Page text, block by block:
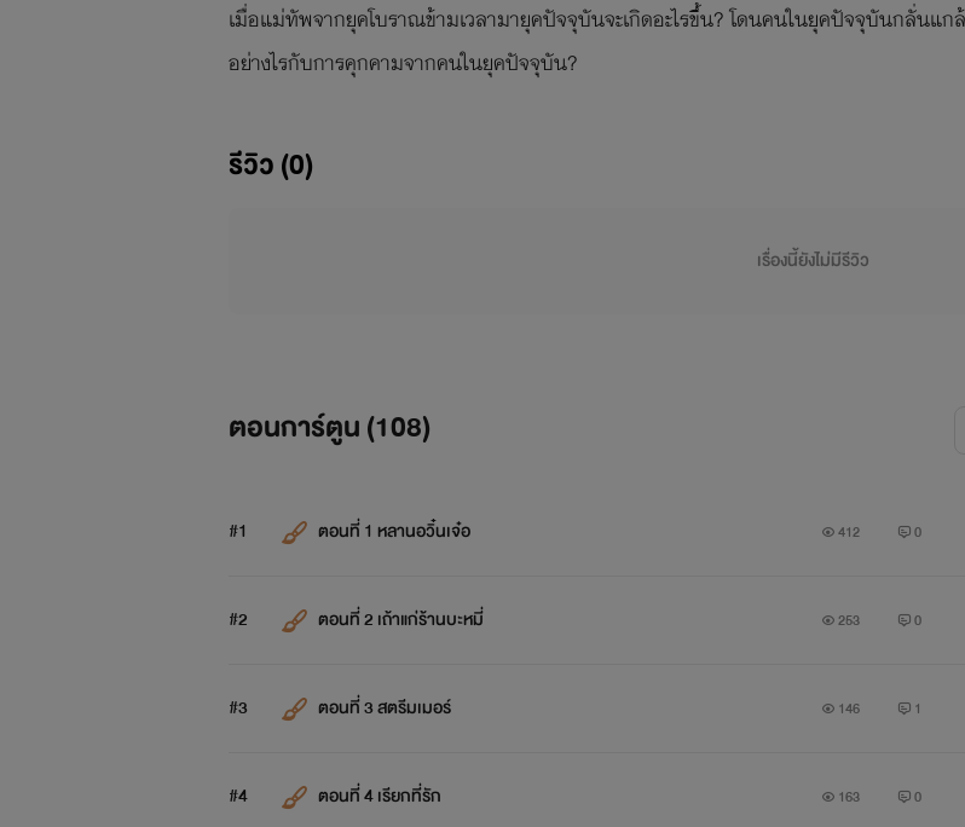
เมื่อแม่ทัพจากยุคโบราณข้ามเวลามายุคปัจจุบันจะเกิดอะไรขึ้น? โดนคนในยุคปัจจุบันกลั่น
อย่างไรกับการคุกคามจากคนในยุคปัจจุบัน?
รีวิว (0)
เรื่องนี้ยังไม่มีรีวิว
ตอนการ์ตูน (108)
#1 ตอนที่ 1 หลานอวิ๋นเจ๋อ 412 0
#2 ตอนที่ 2 เถ้าแก่ร้านบะหมี่ 253 0
#3 ตอนที่ 3 สตรีมเมอร์ 146 1
#4 ตอนที่ 4 เรียกที่รัก 163 0